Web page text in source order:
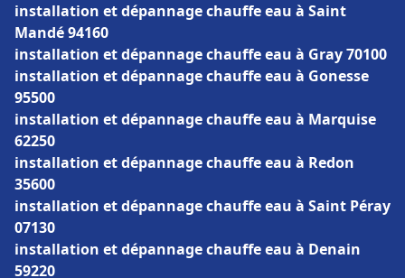
installation et dépannage chauffe eau à Saint
Mandé 94160
installation et dépannage chauffe eau à Gray 70100
installation et dépannage chauffe eau à Gonesse
95500
installation et dépannage chauffe eau à Marquise
62250
installation et dépannage chauffe eau à Redon
35600
installation et dépannage chauffe eau à Saint Péray
07130
installation et dépannage chauffe eau à Denain
59220